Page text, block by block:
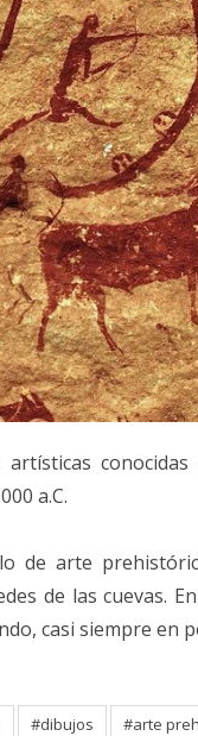
a.C.
de arte
de las cuevas.
casi siempre en
#dibujos #arte